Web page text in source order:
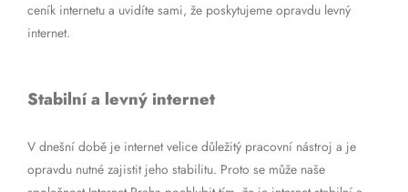
ceník internetu a uvidíte sami, že poskytujeme opravdu levný
internet.
Stabilní a levný internet
V dnešní době je internet velice důležitý pracovní nástroj a je
opravdu nutné zajistit jeho stabilitu. Proto se může naše